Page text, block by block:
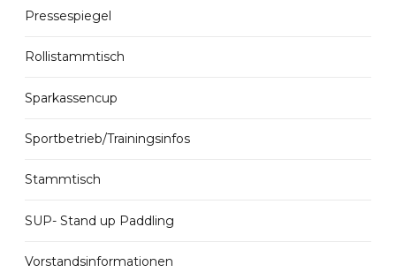
Pressespiegel
Rollistammtisch
Sparkassencup
Sportbetrieb/Trainingsinfos
Stammtisch
SUP- Stand up Paddling
Vorstandsinformationen